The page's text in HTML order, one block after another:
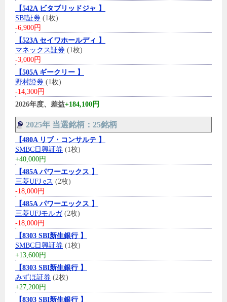
【542A ビタブリッドジャ 】
SBI証券 (1枚)
-6,900円
【523A セイワホールディ 】
マネックス証券 (1枚)
-3,000円
【505A ギークリー 】
野村證券 (1枚)
-14,300円
2026年度、差益+184,100円
2025年 当選銘柄：25銘柄
【480A リブ・コンサルテ 】
SMBC日興証券 (1枚)
+40,000円
【485A パワーエックス 】
三菱UFJ eス (2枚)
-18,000円
【485A パワーエックス 】
三菱UFJモルガ(2枚)
-18,000円
【8303 SBI新生銀行 】
SMBC日興証券 (1枚)
+13,600円
【8303 SBI新生銀行 】
みずほ証券 (2枚)
+27,200円
【8303 SBI新生銀行 】